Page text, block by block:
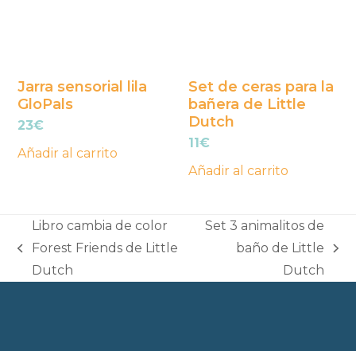
Jarra sensorial lila
GloPals
23€
Añadir al carrito
Set de ceras para la
bañera de Little
Dutch
11€
Añadir al carrito
previous
post:
Libro cambia de color
Forest Friends de Little
Dutch
post:
Set 3 animalitos de
baño de Little
Dutch